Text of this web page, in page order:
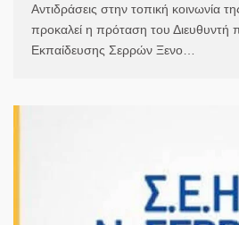
Αντιδράσεις στην τοπική κοινωνία
προκαλεί η πρόταση του Διευθυντή
Εκπαίδευσης Σερρών Ξενο…